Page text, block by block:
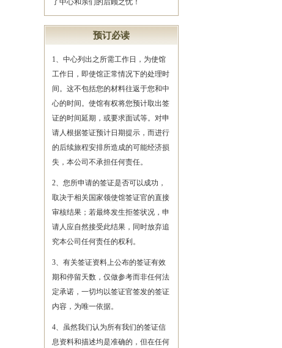
了中心和亲们的后顾之忧！
预订必读
1、中心列出之所需工作日，为使馆
工作日，即使馆正常情况下的处理时
间。这不包括您的材料往返于您和中
心的时间。使馆有权将您预计取出签
证的时间延期，或要求面试等。对申
请人根据签证预计日期提示，而进行
的后续旅程安排所造成的可能经济损
失，本公司不承担任何责任。
2、您所申请的签证是否可以成功，
取决于相关国家领使馆签证官的直接
审核结果；若最终发生拒签状况，申
请人应自然接受此结果，同时放弃追
究本公司任何责任的权利。
3、有关签证资料上公布的签证有效
期和停留天数，仅做参考而非任何法
定承诺，一切均以签证官签发的签证
内容，为唯一依据。
4、虽然我们认为所有我们的签证信
息资料和描述均是准确的，但在任何